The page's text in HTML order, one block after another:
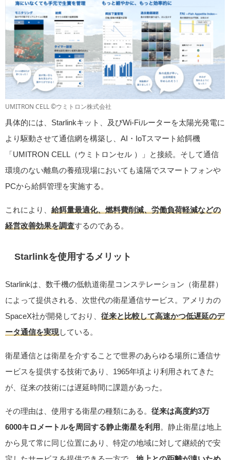
UMITRON CELL ©ウミトロン株式会社
具体的には、Starlinkキット、及びWi-Fiルーターを太陽光発電に
より駆動させて通信網を構築し、AI・IoTスマート給餌機
「UMITRON CELL（ウミトロンセル ）」と接続。そして通信
環境のない離島の養殖現場においても遠隔でスマートフォンや
PCから給餌管理を実施する。
これにより、 給餌量最適化、燃料費削減、労働負荷軽減などの
経営改善効果を調査するのである。
Starlinkを使用するメリット
Starlinkは、数千機の低軌道衛星コンステレーション（衛星群）
によって提供される、次世代の衛星通信サービス。アメリカの
SpaceX社が開発しており、 従来と比較して高速かつ低遅延のデ
ータ通信を実現している。
衛星通信とは衛星を介することで世界のあらゆる場所に通信サ
ービスを提供する技術であり、1965年頃より利用されてきた
が、従来の技術には遅延時間に課題があった。
その理由は、使用する衛星の種類にある。 従来は高度約3万
6000キロメートルを周回する静止衛星を利用 。静止衛星は地上
から見て常に同じ位置にあり、特定の地域に対して継続的で安